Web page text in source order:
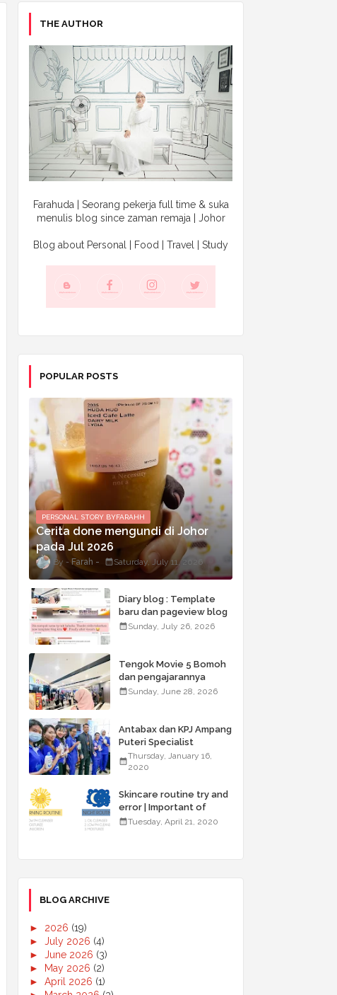
THE AUTHOR
Farahuda | Seorang pekerja full time & suka
menulis blog since zaman remaja | Johor
Blog about Personal | Food | Travel | Study
POPULAR POSTS
PERSONAL STORY BYFARAHH
Cerita done mengundi di Johor
pada Jul 2026
Farah Saturday, July 11, 2026
Diary blog : Template
baru dan pageview blog
terkini
Sunday, July 26, 2026
Tengok Movie 5 Bomoh
dan pengajarannya
Sunday, June 28, 2026
Antabax dan KPJ Ampang
Puteri Specialist
Hospital Anjur Kembali
Kempen ABC for Health
Thursday, January 16,
2020
Skincare routine try and
error | Important of
double cleansing
Tuesday, April 21, 2020
BLOG ARCHIVE
► 2026 (19)
► July 2026 (4)
► June 2026 (3)
►
May 2026 (2)
► April 2026 (1)